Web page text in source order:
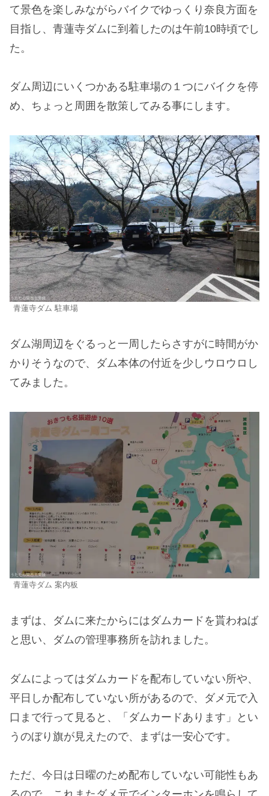
て景色を楽しみながらバイクでゆっくり奈良方面を
目指し、青蓮寺ダムに到着したのは午前10時頃でし
た。
ダム周辺にいくつかある駐車場の１つにバイクを停
め、ちょっと周囲を散策してみる事にします。
青蓮寺ダム 駐車場
ダム湖周辺をぐるっと一周したらさすがに時間がか
かりそうなので、ダム本体の付近を少しウロウロし
てみました。
青蓮寺ダム 案内板
まずは、ダムに来たからにはダムカードを貰わねば
と思い、ダムの管理事務所を訪れました。
ダムによってはダムカードを配布していない所や、
平日しか配布していない所があるので、ダメ元で入
口まで行って見ると、「ダムカードあります」とい
うのぼり旗が見えたので、まずは一安心です。
ただ、今日は日曜のため配布していない可能性もあ